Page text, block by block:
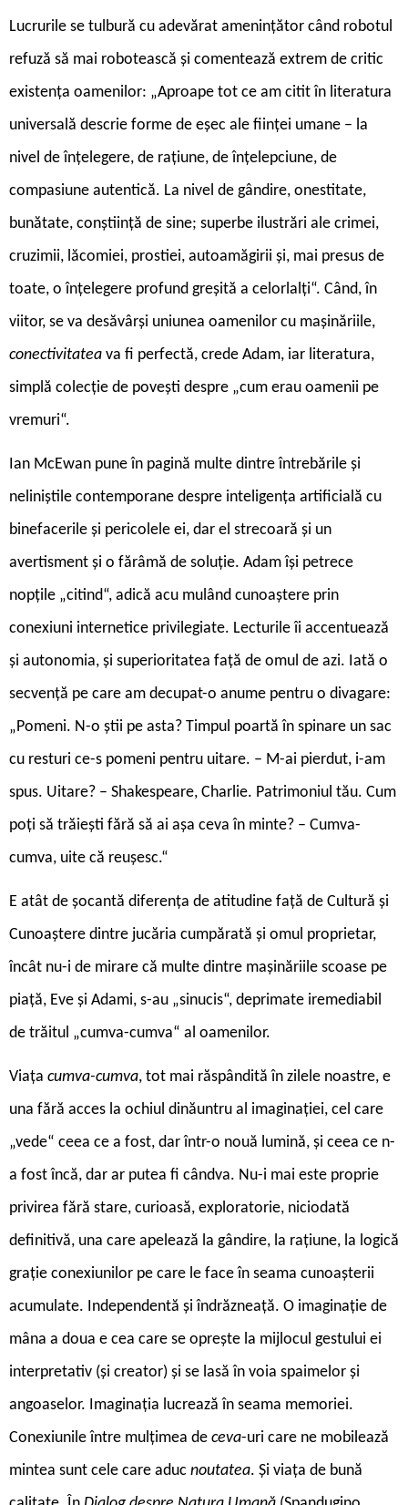
Lucrurile se tulbură cu adevărat amenințător când robotul
refuză să mai robotească și comentează extrem de critic
existența oamenilor: „Aproape tot ce am citit în literatura
universală descrie forme de eșec ale ființei umane – la
nivel de înțelegere, de rațiune, de înțelepciune, de
compasiune autentică. La nivel de gândire, onestitate,
bunătate, conștiință de sine; superbe ilustrări ale crimei,
cruzimii, lăcomiei, prostiei, autoamăgirii și, mai presus de
toate, o înțelegere profund greșită a celorlalți“. Când, în
viitor, se va desăvârși uniunea oamenilor cu mașinăriile,
conectivitatea va fi perfectă, crede Adam, iar literatura,
simplă colecție de povești despre „cum erau oamenii pe
vremuri“.
Ian McEwan pune în pagină multe dintre întrebările și
neliniștile contemporane despre inteligența artificială cu
binefacerile și pericolele ei, dar el strecoară și un
avertisment și o fărâmă de soluție. Adam își petrece
nopțile „citind“, adică acu mulând cunoaștere prin
conexiuni internetice privilegiate. Lecturile îi accentuează
și autonomia, și superioritatea față de omul de azi. Iată o
secvență pe care am decupat-o anume pentru o divagare:
„Pomeni. N-o știi pe asta? Timpul poartă în spinare un sac
cu resturi ce-s pomeni pentru uitare. – M-ai pierdut, i-am
spus. Uitare? – Shakespeare, Charlie. Patrimoniul tău. Cum
poți să trăiești fără să ai așa ceva în minte? – Cumva-
cumva, uite că reușesc.“
E atât de șocantă diferența de atitudine față de Cultură și
Cunoaștere dintre jucăria cumpărată și omul proprietar,
încât nu-i de mirare că multe dintre mașinăriile scoase pe
piață, Eve și Adami, s-au „sinucis“, deprimate iremediabil
de trăitul „cumva-cumva“ al oamenilor.
Viața cumva-cumva, tot mai răspândită în zilele noastre, e
una fără acces la ochiul dinăuntru al imaginației, cel care
„vede“ ceea ce a fost, dar într-o nouă lumină, și ceea ce n-
a fost încă, dar ar putea fi cândva. Nu-i mai este proprie
privirea fără stare, curioasă, exploratorie, niciodată
definitivă, una care apelează la gândire, la rațiune, la logică
grație conexiunilor pe care le face în seama cunoașterii
acumulate. Independentă și îndrăzneață. O imaginație de
mâna a doua e cea care se oprește la mijlocul gestului ei
interpretativ (și creator) și se lasă în voia spaimelor și
angoaselor. Imaginația lucrează în seama memoriei.
Conexiunile între mulțimea de ceva-uri care ne mobilează
mintea sunt cele care aduc noutatea. Și viața de bună